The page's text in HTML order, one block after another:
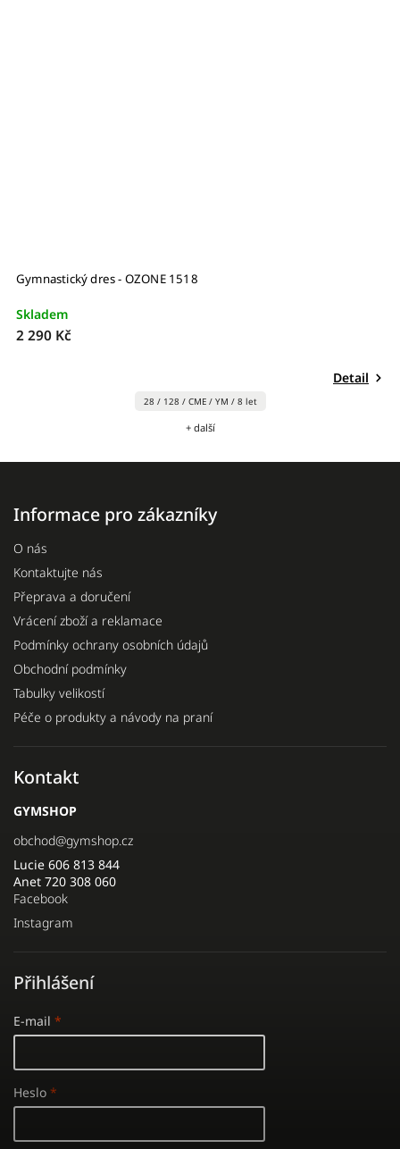
Gymnastický dres - OZONE 1518
Skladem
2 290 Kč
Detail
28 / 128 / CME / YM / 8 let
+ další
Informace pro zákazníky
O nás
Kontaktujte nás
Přeprava a doručení
Vrácení zboží a reklamace
Podmínky ochrany osobních údajů
Obchodní podmínky
Tabulky velikostí
Péče o produkty a návody na praní
Kontakt
GYMSHOP
obchod@gymshop.cz
Lucie 606 813 844
Anet 720 308 060
Facebook
Instagram
Přihlášení
E-mail
Heslo